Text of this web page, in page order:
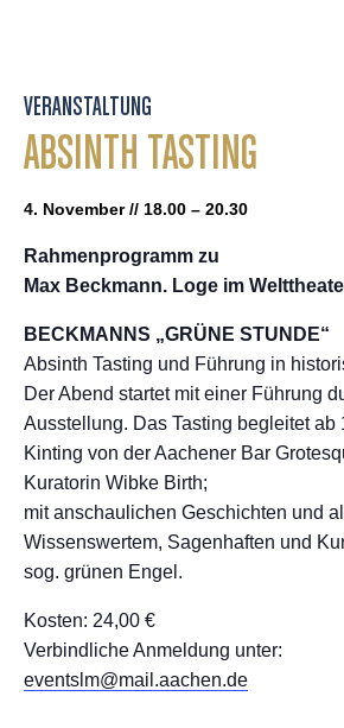
VERANSTALTUNG
ABSINTH TASTING
4. November // 18.00 – 20.30
Rahmenprogramm zu
Max Beckmann. Loge im
BECKMANNS „GRÜNE STUNDE“
Absinth Tasting und Führung in
Der Abend startet mit einer Führung
Ausstellung. Das Tasting begleitet ab
Kinting von der Aachener Bar
Kuratorin Wibke Birth;
mit anschaulichen Geschichten und
Wissenswertem, Sagenhaften und
sog. grünen Engel.
Kosten: 24,00 €
Verbindliche Anmeldung unter:
eventslm@mail.aachen.de